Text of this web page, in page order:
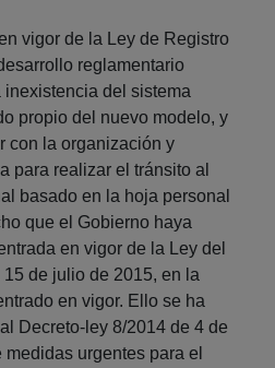
vigor de la Ley de Registro
reglamentario
del sistema
propio del nuevo modelo, y
con la organización y
para realizar el tránsito al
basado en la hoja personal
que el Gobierno haya
en vigor de la Ley del
de julio de 2015, en la
en vigor. Ello se ha
Decreto-ley 8/2014 de 4 de
urgentes para el